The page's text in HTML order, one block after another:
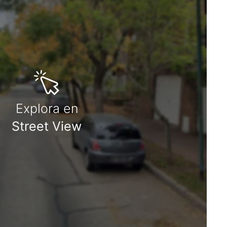
Explora en
Street View